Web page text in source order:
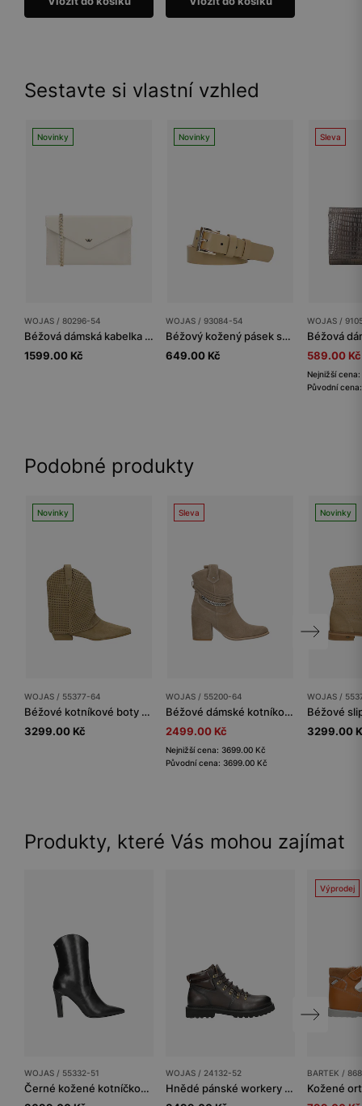
Sestavte si vlastní vzhled
Novinky
WOJAS / 80296-54
Béžová dámská kabelka psaníčko
1599.00 Kč
Novinky
WOJAS / 93084-54
Béžový kožený pásek se zlatou sponou
649.00 Kč
Sleva
WOJAS /
589.00 Kč
Nejnižší
Původní
Podobné produkty
Novinky
WOJAS / 55377-64
Béžové kotníkové boty s perforovaným svrškem
3299.00 Kč
Sleva
WOJAS / 55200-64
Béžové dámské kotníkové boty na podpatku s ozdobou kolem svršku
2499.00 Kč
Nejnižší cena: 3699.00 Kč
Původní cena: 3699.00 Kč
Novinky
WOJAS /
3299.00
Produkty, které Vás mohou zajímat
WOJAS / 55332-51
Černé kožené kotníčkové boty na vysokém podpatku
WOJAS / 24132-52
Hnědé pánské workery z lícové kůže
Výprodej
BARTEK /